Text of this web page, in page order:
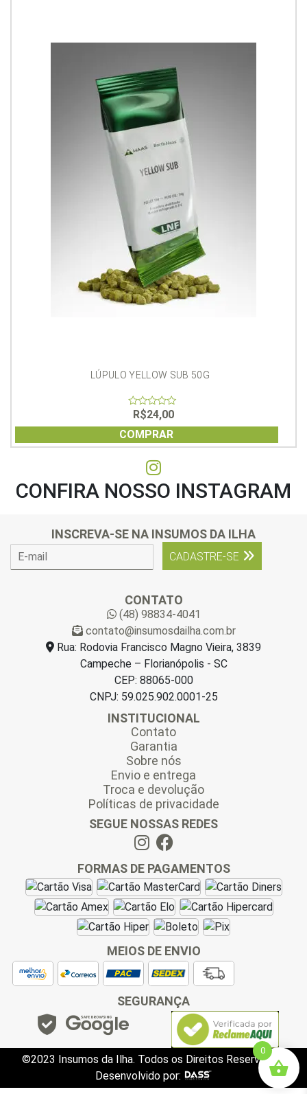
LÚPULO YELLOW SUB 50G
of
5
R$24,00
COMPRAR
CONFIRA NOSSO INSTAGRAM
INSCREVA-SE NA INSUMOS DA ILHA
CADASTRE-SE
CONTATO
(48) 98834-4041
contato@insumosdailha.com.br
Rua: Rodovia Francisco Magno Vieira, 3839
Campeche – Florianópolis - SC
CEP: 88065-000
CNPJ: 59.025.902.0001-25
INSTITUCIONAL
Contato
Garantia
Sobre nós
Envio e entrega
Troca e devolução
Políticas de privacidade
SEGUE NOSSAS REDES
FORMAS DE PAGAMENTOS
MEIOS DE ENVIO
SEGURANÇA
©2023 Insumos da Ilha. Todos os Direitos Reservados.
Desenvolvido por:
0